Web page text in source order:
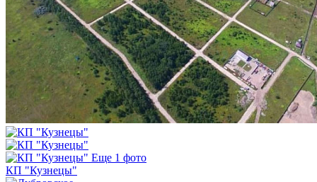
Еще 1 фото
КП "Кузнецы"